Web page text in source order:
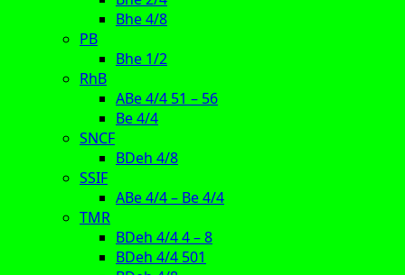
Bhe 4/8
PB
Bhe 1/2
RhB
ABe 4/4 51 – 56
Be 4/4
SNCF
BDeh 4/8
SSIF
ABe 4/4 – Be 4/4
TMR
BDeh 4/4 4 – 8
BDeh 4/4 501